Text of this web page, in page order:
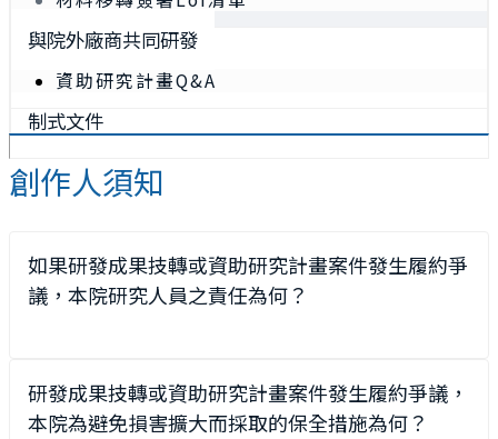
與院外廠商共同研發
資助研究計畫Q&A
制式文件
創作人須知
如果研發成果技轉或資助研究計畫案件發生履約爭
議，本院研究人員之責任為何？
研發成果技轉或資助研究計畫案件發生履約爭議，
本院為避免損害擴大而採取的保全措施為何？